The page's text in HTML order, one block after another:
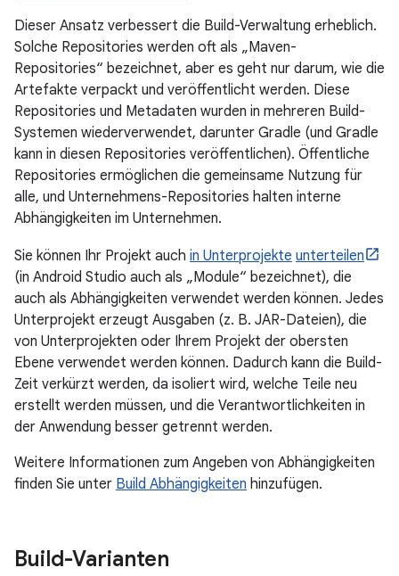
Dieser Ansatz verbessert die Build-Verwaltung erheblich.
Solche Repositories werden oft als „Maven-
Repositories“ bezeichnet, aber es geht nur darum, wie die
Artefakte verpackt und veröffentlicht werden. Diese
Repositories und Metadaten wurden in mehreren Build-
Systemen wiederverwendet, darunter Gradle (und Gradle
kann in diesen Repositories veröffentlichen). Öffentliche
Repositories ermöglichen die gemeinsame Nutzung für
alle, und Unternehmens-Repositories halten interne
Abhängigkeiten im Unternehmen.
Sie können Ihr Projekt auch in Unterprojekte unterteilen
(in Android Studio auch als „Module“ bezeichnet), die
auch als Abhängigkeiten verwendet werden können. Jedes
Unterprojekt erzeugt Ausgaben (z. B. JAR-Dateien), die
von Unterprojekten oder Ihrem Projekt der obersten
Ebene verwendet werden können. Dadurch kann die Build-
Zeit verkürzt werden, da isoliert wird, welche Teile neu
erstellt werden müssen, und die Verantwortlichkeiten in
der Anwendung besser getrennt werden.
Weitere Informationen zum Angeben von Abhängigkeiten
finden Sie unter Build Abhängigkeiten hinzufügen.
Build-Varianten